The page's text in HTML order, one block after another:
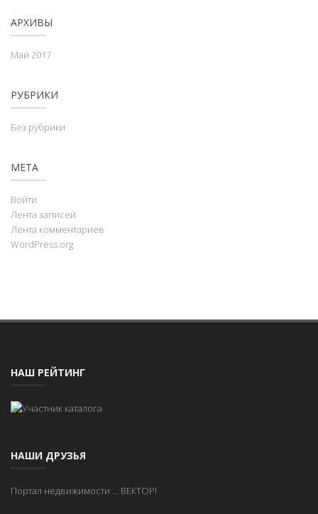
АРХИВЫ
Май 2017
РУБРИКИ
Без рубрики
МЕТА
Войти
Лента записей
Лента комментариев
WordPress.org
НАШ РЕЙТИНГ
НАШИ ДРУЗЬЯ
Портал недвижимости ... ВЕКТОР!